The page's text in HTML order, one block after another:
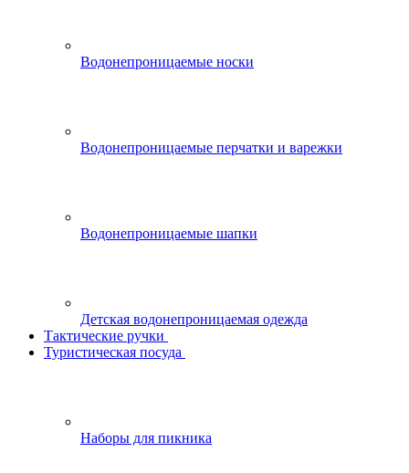
Водонепроницаемые носки
Водонепроницаемые перчатки и варежки
Водонепроницаемые шапки
Детская водонепроницаемая одежда
Тактические ручки
Туристическая посуда
Наборы для пикника